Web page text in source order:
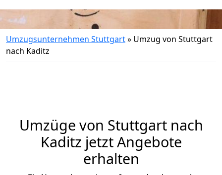
Umzugsunternehmen Stuttgart» Umzug von Stuttgart
nach Kaditz
Umzüge von Stuttgart nach
Kaditz jetzt Angebote
erhalten